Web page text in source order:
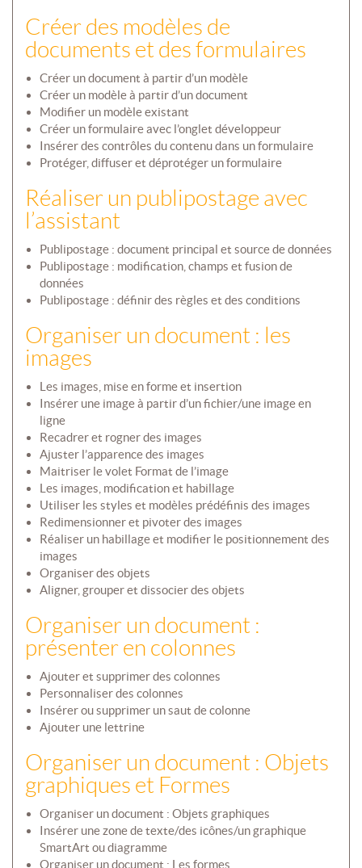
Créer des modèles de
documents et des formulaires
Créer un document à partir d’un modèle
Créer un modèle à partir d’un document
Modifier un modèle existant
Créer un formulaire avec l’onglet développeur
Insérer des contrôles du contenu dans un formulaire
Protéger, diffuser et déprotéger un formulaire
Réaliser un publipostage avec
l’assistant
Publipostage : document principal et source de données
Publipostage : modification, champs et fusion de
données
Publipostage : définir des règles et des conditions
Organiser un document : les
images
Les images, mise en forme et insertion
Insérer une image à partir d’un fichier/une image en
ligne
Recadrer et rogner des images
Ajuster l’apparence des images
Maitriser le volet Format de l’image
Les images, modification et habillage
Utiliser les styles et modèles prédéfinis des images
Redimensionner et pivoter des images
Réaliser un habillage et modifier le positionnement des
images
Organiser des objets
Aligner, grouper et dissocier des objets
Organiser un document :
présenter en colonnes
Ajouter et supprimer des colonnes
Personnaliser des colonnes
Insérer ou supprimer un saut de colonne
Ajouter une lettrine
Organiser un document : Objets
graphiques et Formes
Organiser un document : Objets graphiques
Insérer une zone de texte/des icônes/un graphique
SmartArt ou diagramme
Organiser un document : Les formes